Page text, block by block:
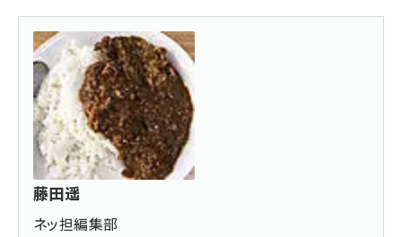
藤田遥
ネッ担編集部